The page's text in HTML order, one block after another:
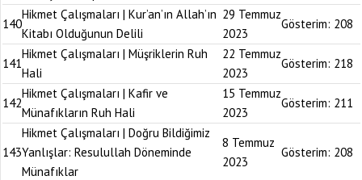
140
Hikmet Çalışmaları | Kur’an’ın Allah’ın
Kitabı Olduğunun Delili
29 Temmuz
2023
Gösterim: 208
141
Hikmet Çalışmaları | Müşriklerin Ruh
Hali
22 Temmuz
2023
Gösterim: 218
142
Hikmet Çalışmaları | Kafir ve
Münafıkların Ruh Hali
15 Temmuz
2023
Gösterim: 211
143
Hikmet Çalışmaları | Doğru Bildiğimiz
Yanlışlar: Resulullah Döneminde
Münafıklar
8 Temmuz
2023
Gösterim: 208